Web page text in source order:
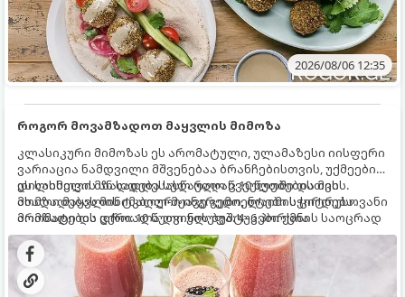
2026/08/06 12:35
როგორ მოვამზადოთ მაყვლის მიმოზა
კლასიკური მიმოზას ეს არომატული, ულამაზესი იისფერი
ვარიაცია ნამდვილი მშვენებაა ბრანჩებისთვის, უქმეების
დილისთვის ან სადღესასწაულო წვეულებებისთვის.
ახალი მაყვლის ტკბილ-მჟავე გემო, ლაიმის ციტრუსოვანი
არომატი და ცქრიალა ღვინის ბუშტუკები ქმნის საოცრად
დახვეწილ და მაგრილებელ კოქტეილს.
ეს სასმელი მზადდება სულ რაღაც 10 წუთში და მის
მომზადებას მინიმალური ინგრედიენტები სჭირდება.
მომზადების დრო: 10 წუთი ულუფა: 4–6 პორცია